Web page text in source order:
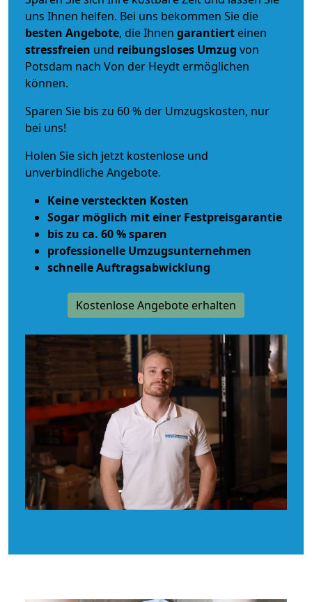
uns Ihnen helfen. Bei uns bekommen Sie die
besten Angebote, die Ihnen garantiert einen
stressfreien und reibungsloses Umzug von
Potsdam nach Von der Heydt ermöglichen
können.
Sparen Sie bis zu 60 % der Umzugskosten, nur
bei uns!
Holen Sie sich jetzt kostenlose und
unverbindliche Angebote.
Keine versteckten Kosten
Sogar möglich mit einer Festpreisgarantie
bis zu ca. 60 % sparen
professionelle Umzugsunternehmen
schnelle Auftragsabwicklung
Kostenlose Angebote erhalten